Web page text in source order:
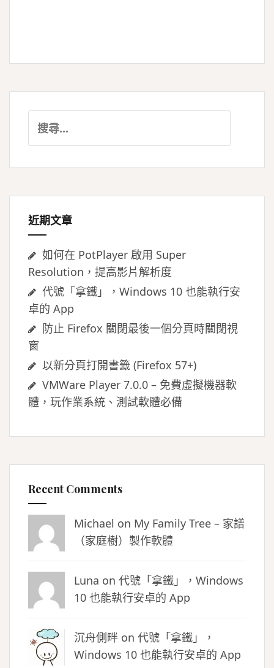
尋
鍵
近期文章
如何在 PotPlayer 啟用 Super
Resolution，提高影片解析度
代號「拿鐵」，Windows 10 也能執行安
卓的 App
防止 Firefox 關閉最後一個分頁時關閉視
窗
以新分頁打開書籤 (Firefox 57+)
VMWare Player 7.0.0 – 免費虛擬機器軟
體，玩作業系統、測試軟體必備
Recent Comments
Michael on My Family Tree – 家譜
（家庭樹）製作軟體
Luna on 代號「拿鐵」，Windows
10 也能執行安卓的 App
沉舟側畔 on 代號「拿鐵」，
Windows 10 也能執行安卓的 App